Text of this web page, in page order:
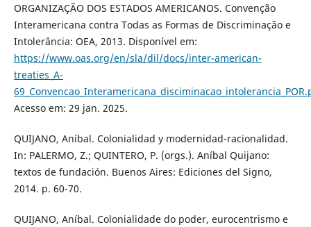
ORGANIZAÇÃO DOS ESTADOS AMERICANOS. Convenção
Interamericana contra Todas as Formas de Discriminação e
Intolerância: OEA, 2013. Disponível em:
https://www.oas.org/en/sla/dil/docs/inter-american-
treaties_A-
Acesso em: 29 jan. 2025.
QUIJANO, Aníbal. Colonialidad y modernidad-racionalidad.
In: PALERMO, Z.; QUINTERO, P. (orgs.). Aníbal Quijano:
textos de fundación. Buenos Aires: Ediciones del Signo,
2014. p. 60-70.
QUIJANO, Aníbal. Colonialidade do poder, eurocentrismo e